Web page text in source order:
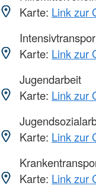
Karte: Link zur
Karte: Link zur
Jugendarbeit
Karte: Link zur
Karte: Link zur
Karte: Link zur